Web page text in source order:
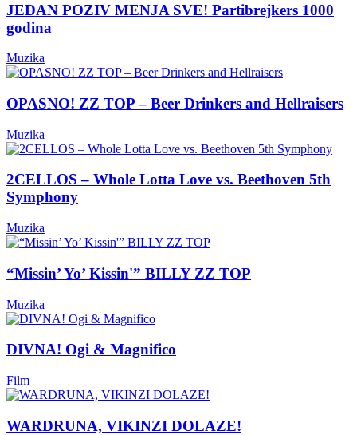
JEDAN POZIV MENJA SVE! Partibrejkers 1000
godina
Muzika
OPASNO! ZZ TOP – Beer Drinkers and Hellraisers
Muzika
2CELLOS – Whole Lotta Love vs. Beethoven 5th
Symphony
Muzika
“Missin’ Yo’ Kissin'” BILLY ZZ TOP
Muzika
DIVNA! Ogi & Magnifico
Film
WARDRUNA, VIKINZI DOLAZE!